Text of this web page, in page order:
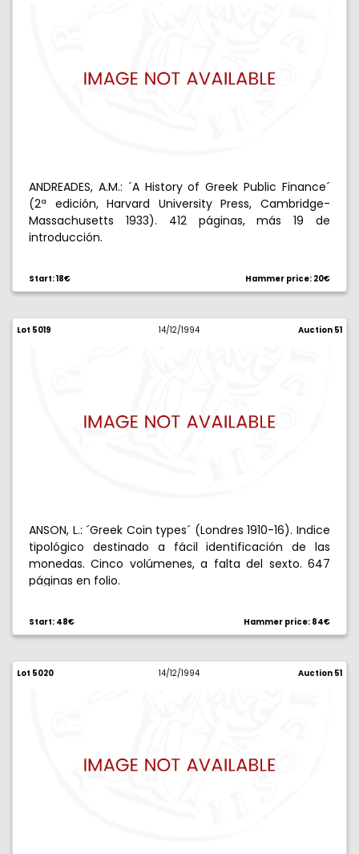
ANDREADES, A.M.: ´A History of Greek Public Finance´
(2ª edición, Harvard University Press, Cambridge-
Massachusetts 1933). 412 páginas, más 19 de
introducción.
Start: 18€ Hammer price: 20€
Lot 5019 14/12/1994 Auction 51
ANSON, L.: ´Greek Coin types´ (Londres 1910-16). Indice
tipológico destinado a fácil identificación de las
monedas. Cinco volúmenes, a falta del sexto. 647
páginas en folio.
Start: 48€ Hammer price: 84€
Lot 5020 14/12/1994 Auction 51